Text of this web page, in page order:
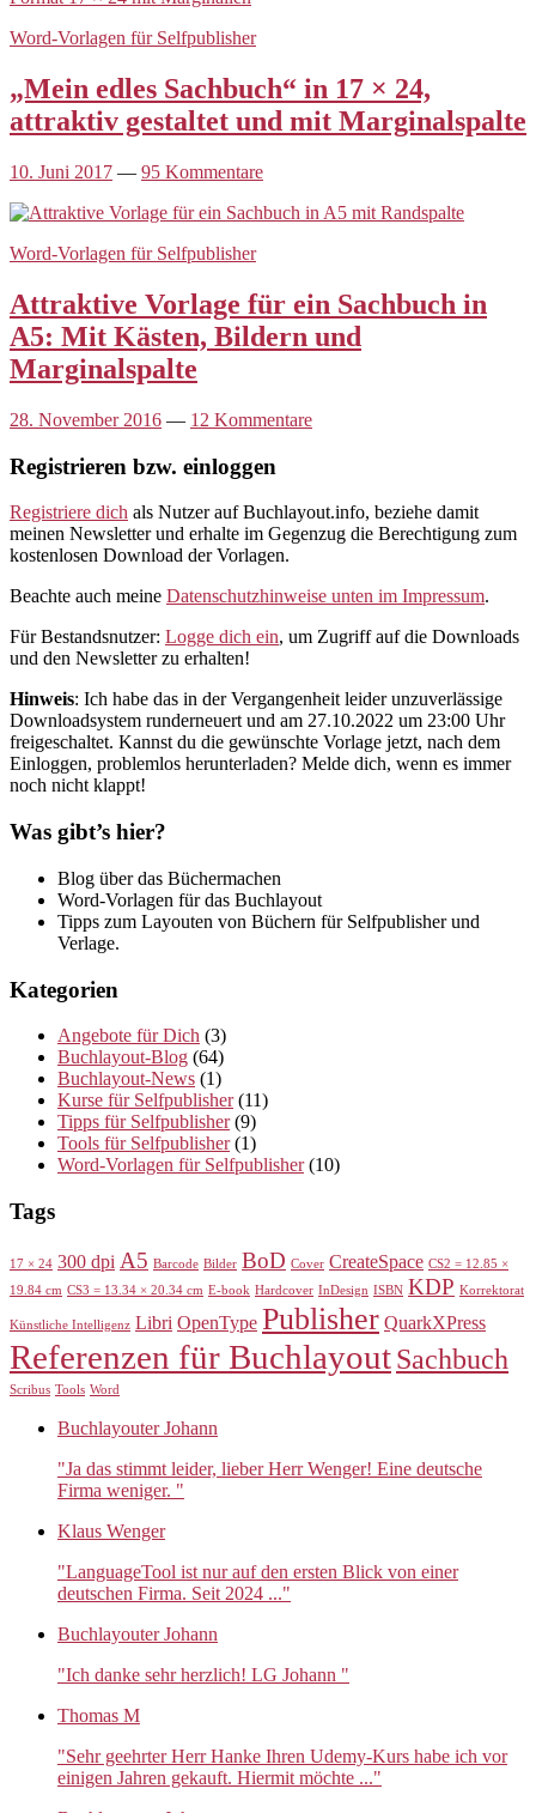
Word-Vorlagen für Selfpublisher
„Mein edles Sachbuch“ in 17 × 24,
attraktiv gestaltet und mit Marginalspalte
10. Juni 2017 — 95 Kommentare
Word-Vorlagen für Selfpublisher
Attraktive Vorlage für ein Sachbuch in
A5: Mit Kästen, Bildern und
Marginalspalte
28. November 2016 — 12 Kommentare
Registrieren bzw. einloggen
Registriere dich als Nutzer auf Buchlayout.info, beziehe damit
meinen Newsletter und erhalte im Gegenzug die Berechtigung zum
kostenlosen Download der Vorlagen.
Beachte auch meine Datenschutzhinweise unten im Impressum.
Für Bestandsnutzer: Logge dich ein, um Zugriff auf die Downloads
und den Newsletter zu erhalten!
Hinweis: Ich habe das in der Vergangenheit leider unzuverlässige
Downloadsystem runderneuert und am 27.10.2022 um 23:00 Uhr
freigeschaltet. Kannst du die gewünschte Vorlage jetzt, nach dem
Einloggen, problemlos herunterladen? Melde dich, wenn es immer
noch nicht klappt!
Was gibt’s hier?
Blog über das Büchermachen
Word-Vorlagen für das Buchlayout
Tipps zum Layouten von Büchern für Selfpublisher und
Verlage.
Kategorien
Angebote für Dich (3)
Buchlayout-Blog (64)
Buchlayout-News (1)
Kurse für Selfpublisher(11)
Tipps für Selfpublisher(9)
Tools für Selfpublisher(1)
Word-Vorlagen für Selfpublisher(10)
Tags
17 × 24 300 dpi A5 Barcode Bilder BoD Cover CreateSpace CS2 = 12.85 ×
19.84 cm CS3 = 13.34 × 20.34 cm E-book Hardcover InDesign ISBN KDP Korrektorat
Künstliche Intelligenz Libri OpenType Publisher QuarkXPress
Referenzen für BuchlayoutSachbuch
Scribus Tools Word
Buchlayouter Johann
"Ja das stimmt leider, lieber Herr Wenger! Eine deutsche
Firma weniger. "
Klaus Wenger
"LanguageTool ist nur auf den ersten Blick von einer
deutschen Firma. Seit 2024 ..."
Buchlayouter Johann
"Ich danke sehr herzlich! LG Johann "
Thomas M
"Sehr geehrter Herr Hanke Ihren Udemy-Kurs habe ich vor
einigen Jahren gekauft. Hiermit möchte ..."